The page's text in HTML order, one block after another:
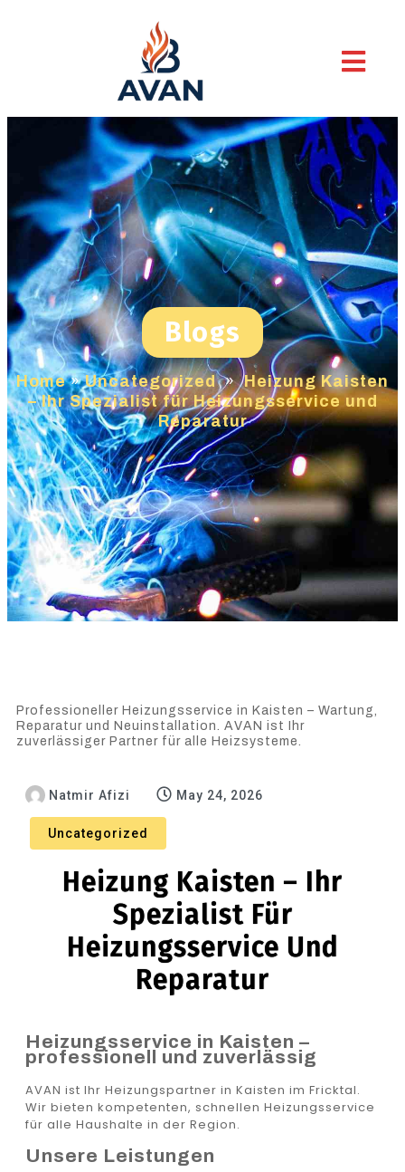
Blogs
Home»Uncategorized » Heizung Kaisten
– Ihr Spezialist für Heizungsservice und
Reparatur
Professioneller Heizungsservice in Kaisten – Wartung,
Reparatur und Neuinstallation. AVAN ist Ihr
zuverlässiger Partner für alle Heizsysteme.
Natmir Afizi May 24, 2026
Uncategorized
Heizung Kaisten – Ihr
Spezialist Für
Heizungsservice Und
Reparatur
Heizungsservice in Kaisten –
professionell und zuverlässig
AVAN ist Ihr Heizungspartner in Kaisten im Fricktal.
Wir bieten kompetenten, schnellen Heizungsservice
für alle Haushalte in der Region.
Unsere Leistungen